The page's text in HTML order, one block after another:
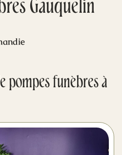
volontés
Gauquelin
pompes funèbres à